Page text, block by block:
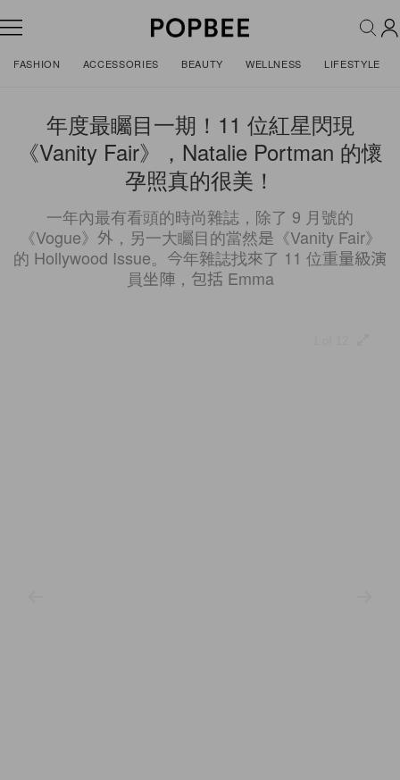
FASHION ACCESSORIES BEAUTY WELLNESS LIFESTYLE
年度最矚目一期！11 位紅星閃現
《Vanity Fair》，Natalie Portman 的懷
孕照真的很美！
一年內最有看頭的時尚雜誌，除了 9 月號的
《Vogue》外，另一大矚目的當然是《Vanity Fair》
的 Hollywood Issue。今年雜誌找來了 11 位重量級演
員坐陣，包括 Emma